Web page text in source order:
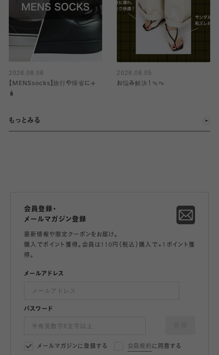
2026.08.06
【MENSsocks】旅行や帰省に✈️
🧳
2026.08.05
お悩み解決！🩴👡
もっとみる
会員登録・
メールマガジン登録
最新情報や限定クーポンをお届け。
購入でポイント獲得。会員は110円（税込）購入で+1ポイント獲
得。
メールアドレス
パスワード
メールマガジンに登録する 会員規約 に同意する